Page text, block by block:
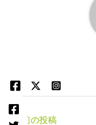
← 前の投稿